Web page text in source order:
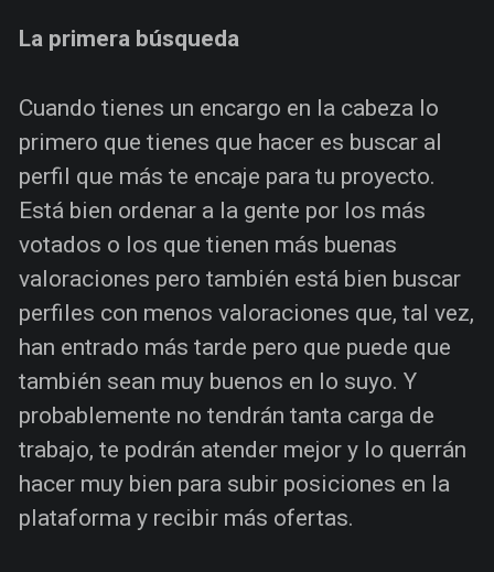
La primera búsqueda
Cuando tienes un encargo en la cabeza lo
primero que tienes que hacer es buscar al
perfil que más te encaje para tu proyecto.
Está bien ordenar a la gente por los más
votados o los que tienen más buenas
valoraciones pero también está bien buscar
perfiles con menos valoraciones que, tal vez,
han entrado más tarde pero que puede que
también sean muy buenos en lo suyo. Y
probablemente no tendrán tanta carga de
trabajo, te podrán atender mejor y lo querrán
hacer muy bien para subir posiciones en la
plataforma y recibir más ofertas.